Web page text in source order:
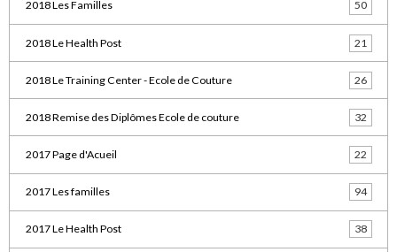
2018 Les Familles 50
2018 Le Health Post 21
2018 Le Training Center - Ecole de Couture 26
2018 Remise des Diplômes Ecole de couture 32
2017 Page d'Acueil 22
2017 Les familles 94
2017 Le Health Post 38